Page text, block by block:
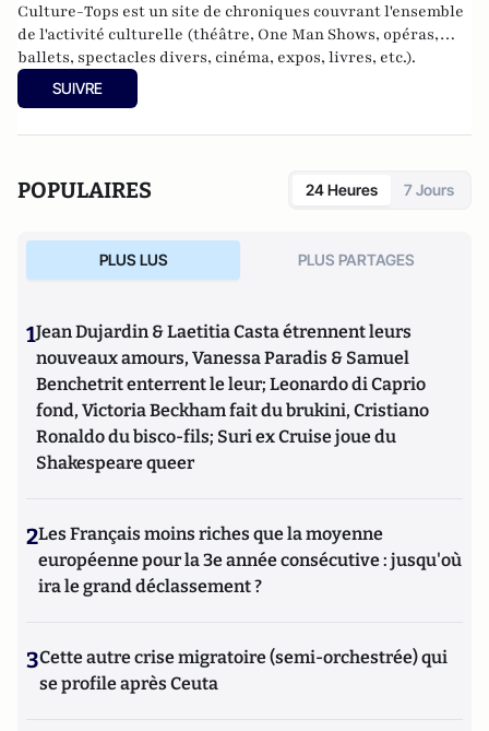
Culture-Tops est un site de chroniques couvrant l'ensemble
de l'activité culturelle (théâtre, One Man Shows, opéras,
ballets, spectacles divers, cinéma, expos, livres, etc.).
SUIVRE
POPULAIRES 24 Heures 7 Jours
PLUS LUS PLUS PARTAGES
1Jean Dujardin & Laetitia Casta étrennent leurs
nouveaux amours, Vanessa Paradis & Samuel
Benchetrit enterrent le leur; Leonardo di Caprio
fond, Victoria Beckham fait du brukini, Cristiano
Ronaldo du bisco-fils; Suri ex Cruise joue du
Shakespeare queer
2Les Français moins riches que la moyenne
européenne pour la 3e année consécutive : jusqu'où
ira le grand déclassement ?
3Cette autre crise migratoire (semi-orchestrée) qui
se profile après Ceuta